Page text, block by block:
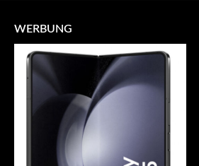
WERBUNG